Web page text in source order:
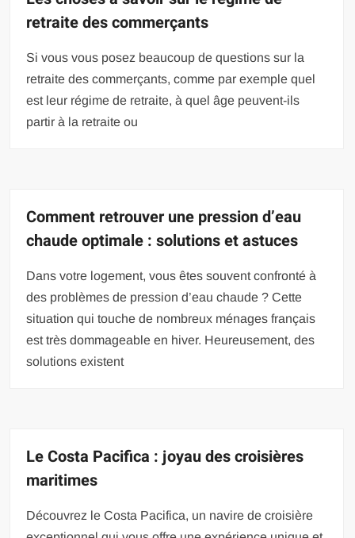
retraite des commerçants
Si vous vous posez beaucoup de questions sur la
retraite des commerçants, comme par exemple quel
est leur régime de retraite, à quel âge peuvent-ils
partir à la retraite ou
Comment retrouver une pression d’eau
chaude optimale : solutions et astuces
Dans votre logement, vous êtes souvent confronté à
des problèmes de pression d’eau chaude ? Cette
situation qui touche de nombreux ménages français
est très dommageable en hiver. Heureusement, des
solutions existent
Le Costa Pacifica : joyau des croisières
maritimes
Découvrez le Costa Pacifica, un navire de croisière